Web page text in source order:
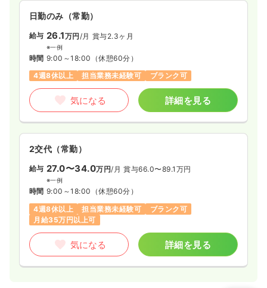
日勤のみ（常勤）
給与 26.1万円 /月 賞与2.3ヶ月
※一例
時間 9:00～18:00 （休憩60分）
4週8休以上
担当業務未経験可 ブランク可
気になる 詳細を見る
2交代（常勤）
給与 27.0〜34.0万円/月 賞与66.0〜89.1万円
※一例
時間 9:00～18:00 （休憩60分）
4週8休以上
担当業務未経験可
ブランク可
月給35万円以上可
気になる 詳細を見る